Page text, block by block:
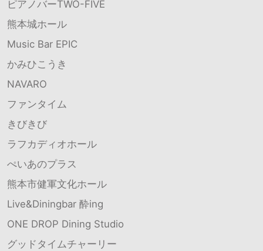
ピアノバーTWO-FIVE
熊本城ホール
Music Bar EPIC
かみひこうき
NAVARO
ファンタイム
きびきび
ラフカディオホール
ぺいあのプラス
熊本市健軍文化ホール
Live&Diningbar 酔ing
ONE DROP Dining Studio
グッドタイムチャーリー